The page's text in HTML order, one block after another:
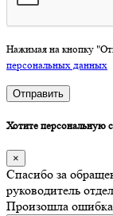
Нажимая на кнопку
персональных данных
Отправить
Хотите персональную
×
Спасибо за
руководитель
Произошла